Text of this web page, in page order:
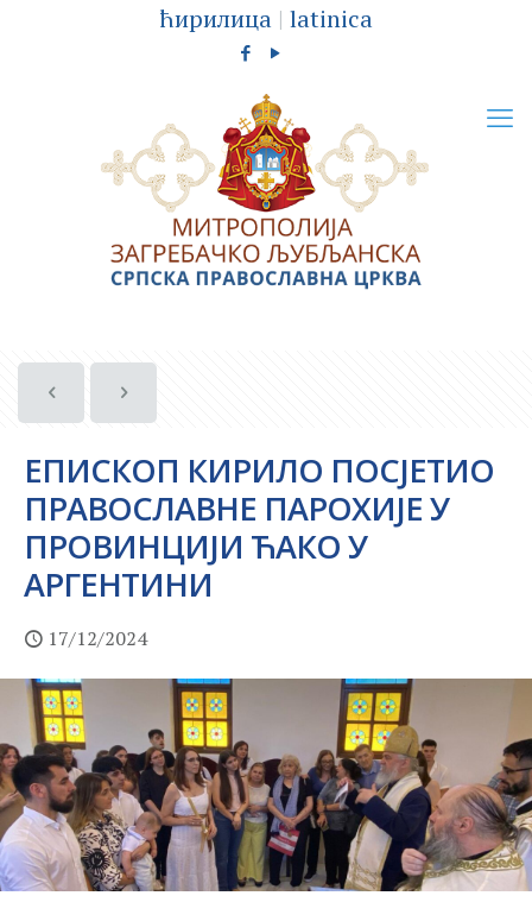
ћирилица | latinica
ЕПИСКОП КИРИЛО ПОСЈЕТИО
ПРАВОСЛАВНЕ ПАРОХИЈЕ У
ПРОВИНЦИЈИ ЋАКО У
АРГЕНТИНИ
17/12/2024